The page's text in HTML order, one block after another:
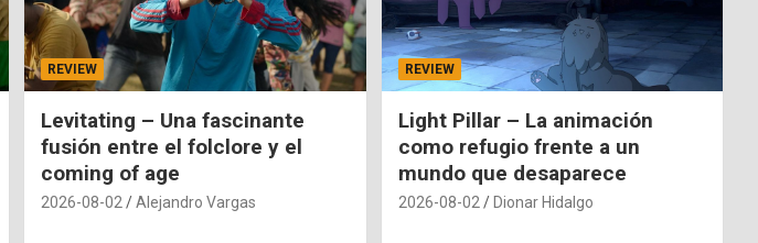
REVIEW
Levitating – Una fascinante
fusión entre el folclore y el
coming of age
2026-08-02 Alejandro Vargas
REVIEW
Light Pillar – La animación
como refugio frente a un
mundo que desaparece
2026-08-02 Dionar Hidalgo